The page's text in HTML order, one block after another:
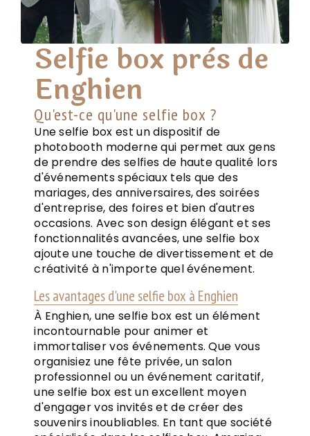
Selfie box près de
Enghien
Qu'est-ce qu'une selfie box ?
Une selfie box est un dispositif de
photobooth moderne qui permet aux gens
de prendre des selfies de haute qualité lors
d'événements spéciaux tels que des
mariages, des anniversaires, des soirées
d'entreprise, des foires et bien d'autres
occasions. Avec son design élégant et ses
fonctionnalités avancées, une selfie box
ajoute une touche de divertissement et de
créativité à n'importe quel événement.
Les avantages d'une selfie box à Enghien
À Enghien, une selfie box est un élément
incontournable pour animer et
immortaliser vos événements. Que vous
organisiez une fête privée, un salon
professionnel ou un événement caritatif,
une selfie box est un excellent moyen
d'engager vos invités et de créer des
souvenirs inoubliables. En tant que société